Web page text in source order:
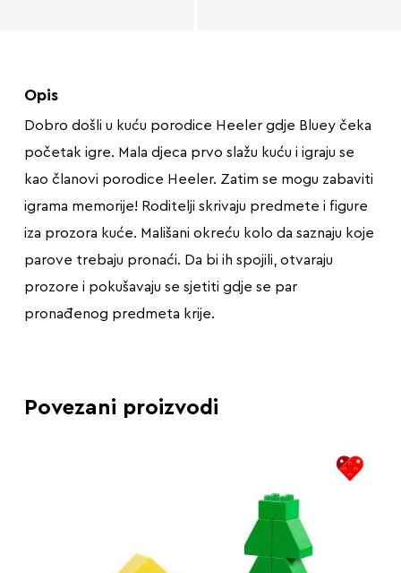
Opis
Dobro došli u kuću porodice Heeler gdje Bluey čeka
početak igre. Mala djeca prvo slažu kuću i igraju se
kao članovi porodice Heeler. Zatim se mogu zabaviti
igrama memorije! Roditelji skrivaju predmete i figure
iza prozora kuće. Mališani okreću kolo da saznaju koje
parove trebaju pronaći. Da bi ih spojili, otvaraju
prozore i pokušavaju se sjetiti gdje se par
pronađenog predmeta krije.
Povezani proizvodi